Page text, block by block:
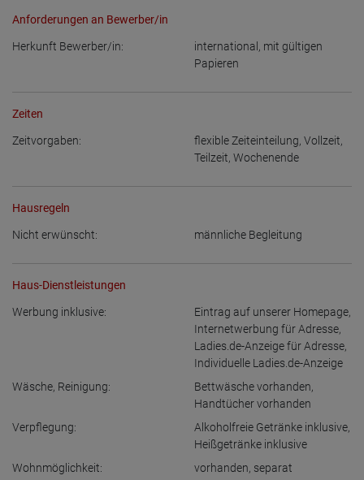
Anforderungen an Bewerber/in
Herkunft Bewerber/in:
international, mit gültigen
Papieren
Zeiten
Zeitvorgaben: flexible Zeiteinteilung, Vollzeit,
Teilzeit, Wochenende
Hausregeln
Nicht erwünscht: männliche Begleitung
Haus-Dienstleistungen
Werbung inklusive: Eintrag auf unserer Homepage,
Internetwerbung für Adresse,
Ladies.de-Anzeige für Adresse,
Individuelle Ladies.de-Anzeige
Wäsche, Reinigung:
Bettwäsche vorhanden,
Handtücher vorhanden
Verpflegung:
Alkoholfreie Getränke inklusive,
Heißgetränke inklusive
Wohnmöglichkeit:
vorhanden, separat